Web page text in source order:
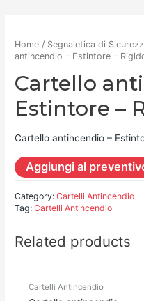
Home / Segnaletica di
antincendio – Estintore –
Cartello
Estintore –
Cartello antincendio –
Aggiungi al
Category:Cartelli Antincendio
Tag:Cartelli Antincendio
Related products
Cartelli Antincendio